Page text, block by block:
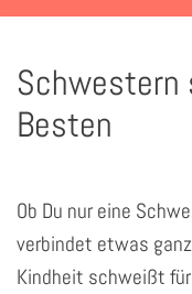
Schwestern
Besten
Ob Du nur eine
verbindet etwas
Kindheit schweißt